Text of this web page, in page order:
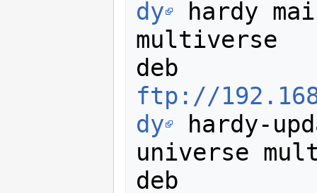
dy
hardy
multiverse
ftp://
dy
hardy-
universe